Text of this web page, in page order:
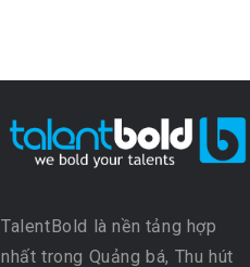
TalentBold là nền tảng hợp
nhất trong Quảng bá, Thu hút